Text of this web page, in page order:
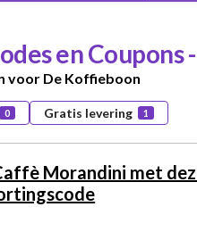
en Coupons
voor De Koffieboon
0 Gratis levering 1
Morandini met